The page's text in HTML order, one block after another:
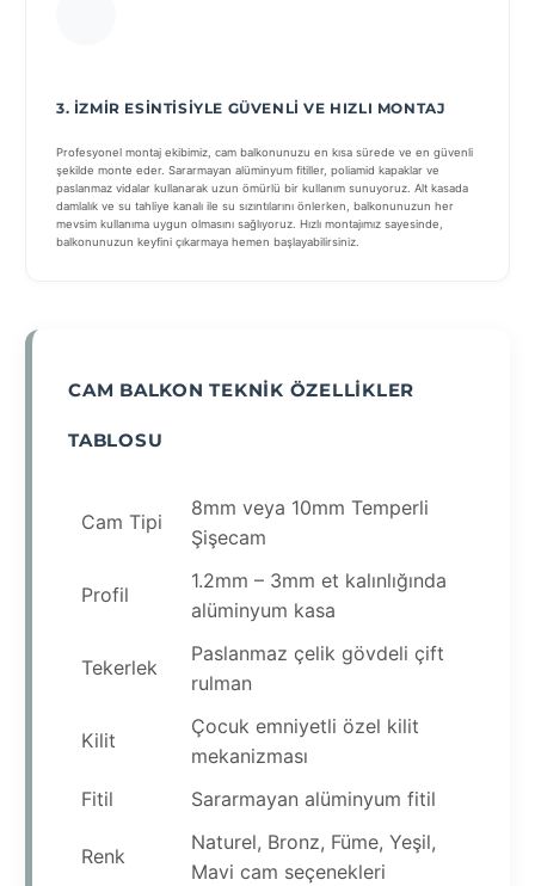
3. İZMIR ESINTISIYLE GÜVENLI VE HIZLI MONTAJ
Profesyonel montaj ekibimiz, cam balkonunuzu en kısa sürede ve en güvenli
şekilde monte eder. Sararmayan alüminyum fitiller, poliamid kapaklar ve
paslanmaz vidalar kullanarak uzun ömürlü bir kullanım sunuyoruz. Alt kasada
damlalık ve su tahliye kanalı ile su sızıntılarını önlerken, balkonunuzun her
mevsim kullanıma uygun olmasını sağlıyoruz. Hızlı montajımız sayesinde,
balkonunuzun keyfini çıkarmaya hemen başlayabilirsiniz.
CAM BALKON TEKNIK ÖZELLIKLER
TABLOSU
Cam Tipi
8mm veya 10mm Temperli
Şişecam
Profil
1.2mm – 3mm et kalınlığında
alüminyum kasa
Tekerlek
Paslanmaz çelik gövdeli çift
rulman
Kilit
Çocuk emniyetli özel kilit
mekanizması
Fitil
Sararmayan alüminyum fitil
Renk
Naturel, Bronz, Füme, Yeşil,
Mavi cam seçenekleri